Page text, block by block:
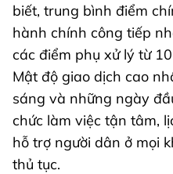
biết, trung bình điểm
hành chính công tiếp
các điểm phụ xử lý từ
Mật độ giao dịch cao
sáng và những ngày
chức làm việc tận tâm,
hỗ trợ người dân ở mọi
thủ tục.